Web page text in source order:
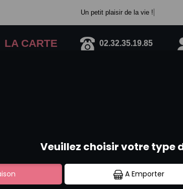
Un petit plaisir de la vie !
LA CARTE 02.32.35.19.85
BOISSONS